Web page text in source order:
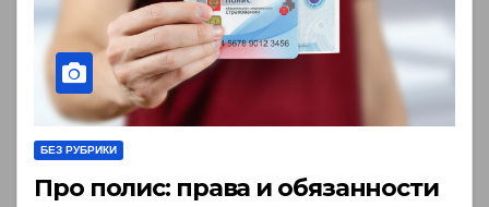
БЕЗ РУБРИКИ
Про полис: права и обязанности